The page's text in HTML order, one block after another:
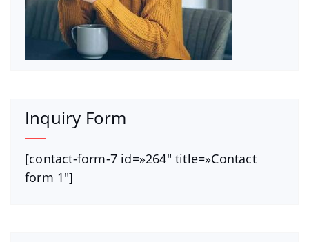
Inquiry Form
[contact-form-7 id=»264″ title=»Contact
form 1″]